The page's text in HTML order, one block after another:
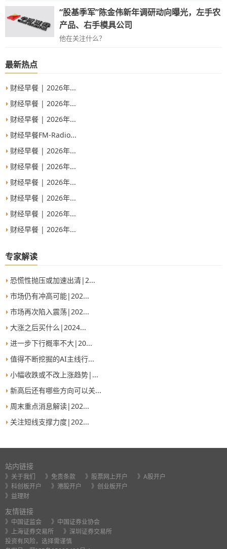
“股基季军”陈金伟新年调研动向曝光，左手农
产品、右手模具公司
他在关注什么？
最新热点
财经早餐 | 2026年...
财经早餐 | 2026年...
财经早餐 | 2026年...
财经早餐FM-Radio...
财经早餐 | 2026年...
财经早餐 | 2026年...
财经早餐 | 2026年...
财经早餐 | 2026年...
财经早餐 | 2026年...
财经早餐 | 2026年...
专家解读
恐慌性抛压或加速出清|2...
市场仍有冲高可能|202...
市场再次陷入震荡|202...
大涨之后买什么|2024...
进一步下行概率不大|20...
值得不断挖掘的AI主线行...
小幅收跌或不改上涨趋势|...
新高后还有哪些方向可以关...
周末重点消息解读|202...
关注短线支撑力度|202...
站内链接
》关于我们 》免责条款 》股票网上开户
》A股开户
》科创板开户
》港股开户
》创业板开户
》益理财
友情链接
》中国证监会
》中国证券业协会
》上海证券交易所
》深圳证券交易所
投资有风险，选择需谨慎